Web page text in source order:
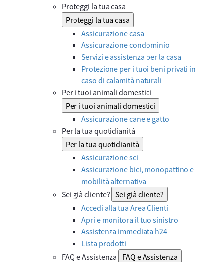
Proteggi la tua casa
Proteggi la tua casa
Assicurazione casa
Assicurazione condominio
Servizi e assistenza per la casa
Protezione per i tuoi beni privati in
caso di calamità naturali
Per i tuoi animali domestici
Per i tuoi animali domestici
Assicurazione cane e gatto
Per la tua quotidianità
Per la tua quotidianità
Assicurazione sci
Assicurazione bici, monopattino e
mobilità alternativa
Sei già cliente? Sei già cliente?
Accedi alla tua Area Clienti
Apri e monitora il tuo sinistro
Assistenza immediata h24
Lista prodotti
FAQ e Assistenza
FAQ e Assistenza